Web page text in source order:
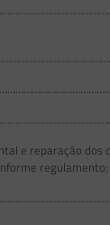
e reparação dos
regulamento;